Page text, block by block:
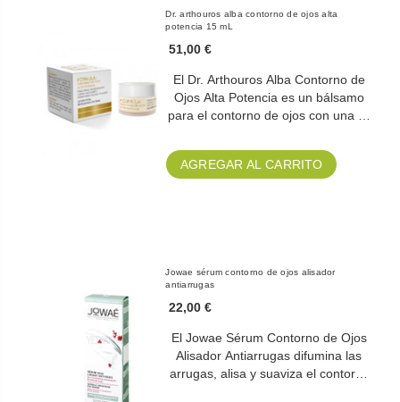
Dr. arthouros alba contorno de ojos alta
potencia 15 mL
51,00 €
El Dr. Arthouros Alba Contorno de
Ojos Alta Potencia es un bálsamo
para el contorno de ojos con una …
AGREGAR AL CARRITO
Jowae sérum contorno de ojos alisador
antiarrugas
22,00 €
El Jowae Sérum Contorno de Ojos
Alisador Antiarrugas difumina las
arrugas, alisa y suaviza el contor…